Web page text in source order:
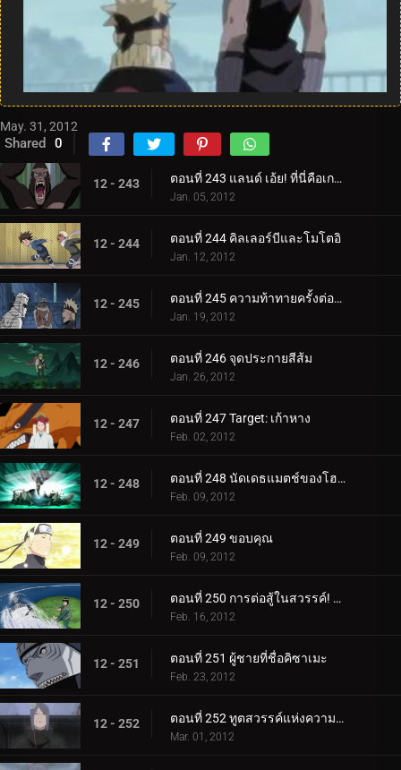
May. 31, 2012
Shared 0
12 - 243 ตอนที่ 243 แลนด์ เอ้ย! ที่นี่คือเกาะสวรรค์ใช่ไหม?
Jan. 05, 2012
12 - 244 ตอนที่ 244 คิลเลอร์บีและโมโตอิ
Jan. 12, 2012
12 - 245 ตอนที่ 245 ความท้าทายครั้งต่อไป! นารูโตะ ปะทะ เก้าหาง!
Jan. 19, 2012
12 - 246 ตอนที่ 246 จุดประกายสีส้ม
Jan. 26, 2012
12 - 247 ตอนที่ 247 Target: เก้าหาง
Feb. 02, 2012
12 - 248 ตอนที่ 248 นัดเดธแมตช์ของโฮคาเงะรุ่นที่ 4!
Feb. 09, 2012
12 - 249 ตอนที่ 249 ขอบคุณ
Feb. 09, 2012
12 - 250 ตอนที่ 250 การต่อสู้ในสวรรค์! สัตว์ร้ายปะทะสัตว์ประหลาด!
Feb. 16, 2012
12 - 251 ตอนที่ 251 ผู้ชายที่ชื่อคิซาเมะ
Feb. 23, 2012
12 - 252 ตอนที่ 252 ทูตสวรรค์แห่งความตาย
Mar. 01, 2012